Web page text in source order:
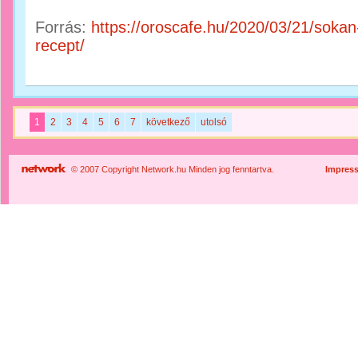
Forrás: https://oroscafe.hu/2020/03/21/
recept/
1 2 3 4 5 6 7 következő utolsó
© 2007 Copyright Network.hu Minden jog fenntartva.